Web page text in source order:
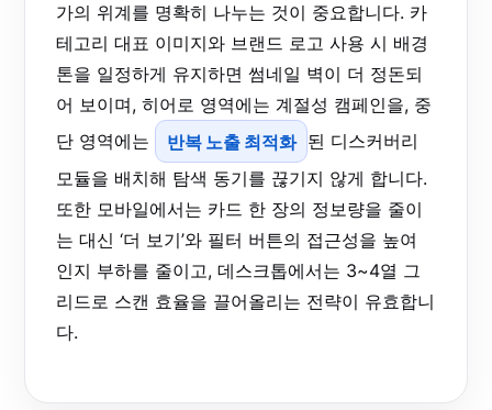
가의 위계를 명확히 나누는 것이 중요합니다. 카
테고리 대표 이미지와 브랜드 로고 사용 시 배경
톤을 일정하게 유지하면 썸네일 벽이 더 정돈되
어 보이며, 히어로 영역에는 계절성 캠페인을, 중
단 영역에는
반복 노출 최적화 된 디스커버리
모듈을 배치해 탐색 동기를 끊기지 않게 합니다.
또한 모바일에서는 카드 한 장의 정보량을 줄이
는 대신 ‘더 보기’와 필터 버튼의 접근성을 높여
인지 부하를 줄이고, 데스크톱에서는 3~4열 그
리드로 스캔 효율을 끌어올리는 전략이 유효합니
다.